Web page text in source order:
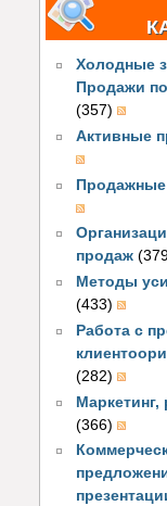
Холодные
Продажи
(357)
Активные
продаж
Методы
(433)
Работа с
(282)
Маркетинг,
(366)